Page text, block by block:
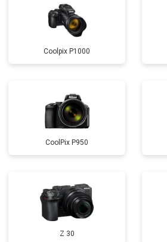
Coolpix P1000
CoolPix P950
Z 30